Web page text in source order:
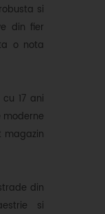
si
din fier
o nota
17 ani
din
si